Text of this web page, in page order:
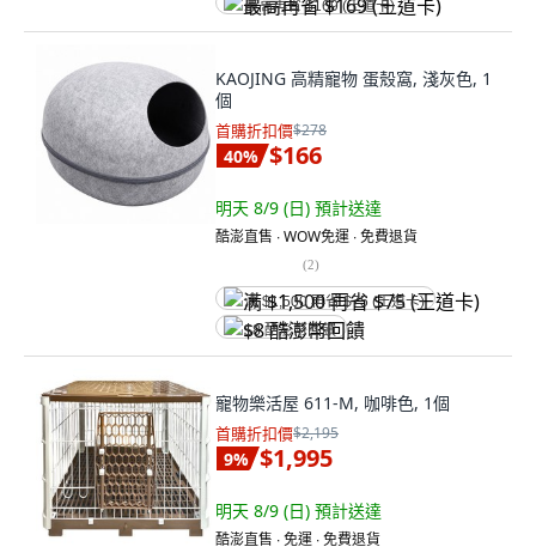
最高再省 $169 (王道卡)
KAOJING 高精寵物 蛋殼窩, 淺灰色, 1
個
首購折扣價$278
40% $166
明天 8/9 (日) 預計送達
酷澎直售 ∙ WOW免運 ∙ 免費退貨
(2)
满 $1,500 再省 $75 (王道卡)
$8 酷澎幣回饋
寵物樂活屋 611-M, 咖啡色, 1個
首購折扣價$2,195
9% $1,995
明天 8/9 (日) 預計送達
酷澎直售 ∙ 免運 ∙ 免費退貨